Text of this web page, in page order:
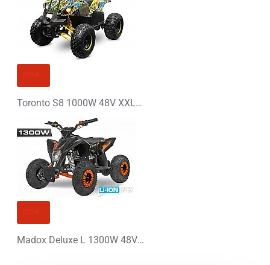
Toronto S8 1000W 48V XXL Elektryczny Quad Kolory Graffiti
Madox Deluxe L 1300W 48V Li-Ion Elektryczny Quad